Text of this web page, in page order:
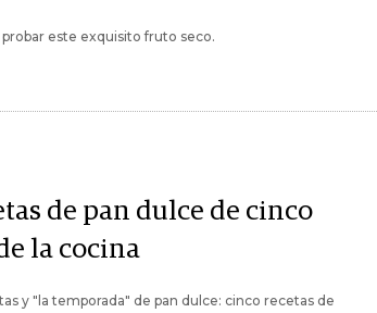
probar este exquisito fruto seco.
de pan dulce de cinco
la cocina
y "la temporada" de pan dulce: cinco recetas de